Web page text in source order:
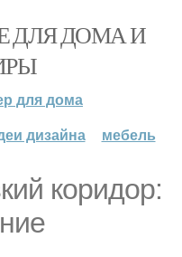
ДЛЯ ДОМА И
для дома
дизайна мебель
коридор: